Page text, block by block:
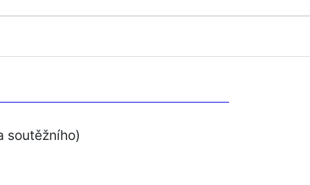
soutěžního)